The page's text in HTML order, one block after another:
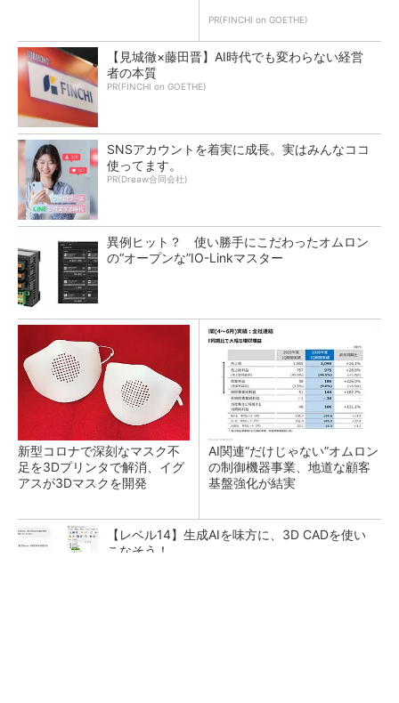
PR(FINCHI on GOETHE)
【見城徹×藤田晋】AI時代でも変わらない経営
者の本質
PR(FINCHI on GOETHE)
SNSアカウントを着実に成長。実はみんなココ
使ってます。
PR(Dreaw合同会社)
異例ヒット？ 使い勝手にこだわったオムロン
の“オープンな”IO-Linkマスター
新型コロナで深刻なマスク不
足を3Dプリンタで解消、イグ
アスが3Dマスクを開発
AI関連“だけじゃない”オムロン
の制御機器事業、地道な顧客
基盤強化が結実
【レベル14】生成AIを味方に、3D CADを使い
こなそう！